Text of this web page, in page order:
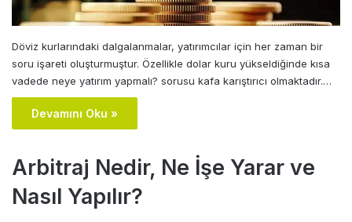
Döviz kurlarındaki dalgalanmalar, yatırımcılar için her zaman bir
soru işareti oluşturmuştur. Özellikle dolar kuru yükseldiğinde kısa
vadede neye yatırım yapmalı? sorusu kafa karıştırıcı olmaktadır.…
Devamını Oku »
Arbitraj Nedir, Ne İşe Yarar ve
Nasıl Yapılır?